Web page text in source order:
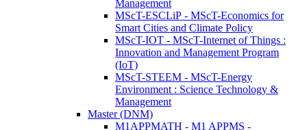
Management
MScT-ESCLiP - MScT-Economics for
Smart Cities and Climate Policy
MScT-IOT - MScT-Internet of Things :
Innovation and Management Program
(IoT)
MScT-STEEM - MScT-Energy
Environment : Science Technology &
Management
Master (DNM)
M1APPMATH - M1 APPMS -